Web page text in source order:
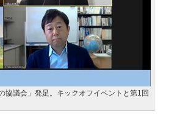
協議会」発足。キックオフイベントと第1回